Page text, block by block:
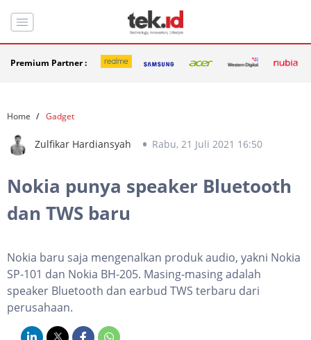
Premium Partner :
Home Gadget
Zulfikar Hardiansyah Rabu, 21 Juli 2021 16:50
Nokia punya speaker Bluetooth
dan TWS baru
Nokia baru saja mengenalkan produk audio, yakni Nokia
SP-101 dan Nokia BH-205. Masing-masing adalah
speaker Bluetooth dan earbud TWS terbaru dari
perusahaan.